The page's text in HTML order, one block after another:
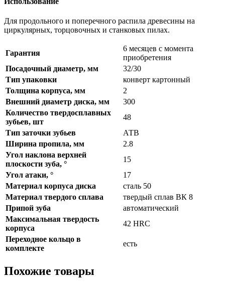
Для продольного и поперечного распила древесины на
циркулярных, торцовочных и станковых пилах.
Гарантия
6 месяцев с момента
приобретения
Посадочный диаметр, мм
32/30
Тип упаковки
конверт картонный
Толщина корпуса, мм
2
Внешний диаметр диска, мм
300
Количество твердосплавных
зубьев, шт
48
Тип заточки зубьев
АТВ
Ширина пропила, мм
2.8
Угол наклона верхней
плоскости зуба, °
15
Угол атаки, °
17
Материал корпуса диска
сталь 50
Материал твердого сплава
твердый сплав ВК 8
Припой зуба
автоматический
Максимальная твердость
корпуса
42 HRC
Переходное кольцо в
комплекте
есть
Похожие товары